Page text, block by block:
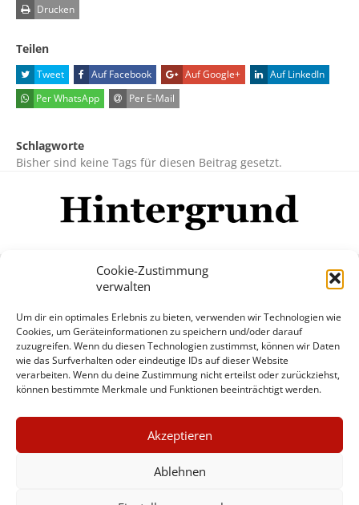
Cookie-Zustimmung
verwalten
Um dir ein optimales Erlebnis zu bieten, verwenden wir Technologien wie
Cookies, um Geräteinformationen zu speichern und/oder darauf
zuzugreifen. Wenn du diesen Technologien zustimmst, können wir Daten
wie das Surfverhalten oder eindeutige IDs auf dieser Website
verarbeiten. Wenn du deine Zustimmung nicht erteilst oder zurückziehst,
können bestimmte Merkmale und Funktionen beeinträchtigt werden.
Akzeptieren
Ablehnen
Drucken
Teilen
Tweet Auf Facebook Auf Google+
Auf LinkedIn
Per WhatsApp
Per E-Mail
Schlagworte
Bisher sind keine Tags für diesen Beitrag gesetzt.
Mehr
© Copyright Hintergrund.de, 2015 - 2026
Zum Newsletter jetzt kostenlos
anmelden
erscheint ca. alle 4 Wochen
×